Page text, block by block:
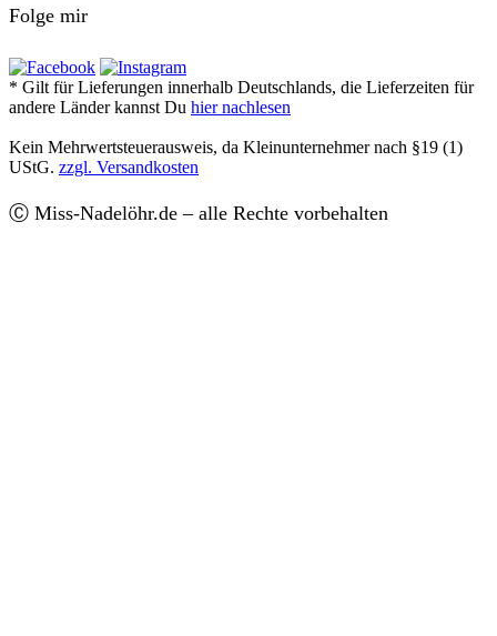
Folge mir
* Gilt für Lieferungen innerhalb Deutschlands, die Lieferzeiten für
andere Länder kannst Du hier nachlesen
Kein Mehrwertsteuerausweis, da Kleinunternehmer nach §19 (1)
UStG. zzgl. Versandkosten
Ⓒ Miss-Nadelöhr.de – alle Rechte vorbehalten